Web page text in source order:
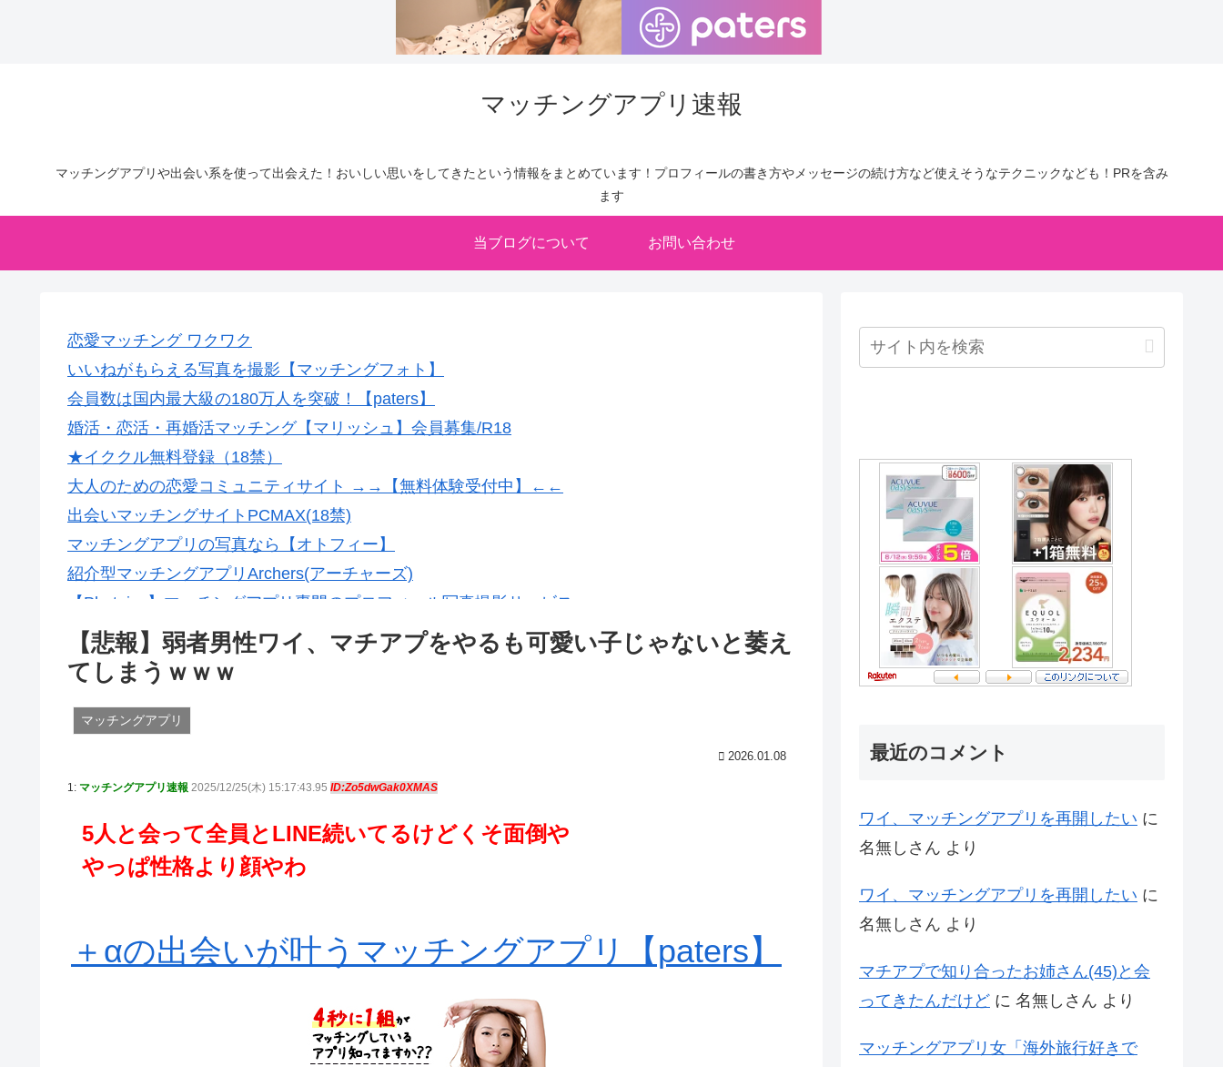
マッチングアプリ速報
マッチングアプリや出会い系を使って出会えた！おいしい思いをしてきたという情報をまとめています！プロフィールの書き方やメッセージの続け方など使えそうなテクニックなども！PRを含み
ます
当ブログについて お問い合わせ
恋愛マッチング ワクワク
いいねがもらえる写真を撮影【マッチングフォト】
会員数は国内最大級の180万人を突破！【paters】
婚活・恋活・再婚活マッチング【マリッシュ】会員募集/R18
★イククル無料登録（18禁）
大人のための恋愛コミュニティサイト →→【無料体験受付中】←←
出会いマッチングサイトPCMAX(18禁)
マッチングアプリの写真なら【オトフィー】
紹介型マッチングアプリArchers(アーチャーズ)
【Photojoy】マッチングアプリ専門のプロフィール写真撮影サービス
【悲報】弱者男性ワイ、マチアプをやるも可愛い子じゃないと萎え
てしまうｗｗｗ
マッチングアプリ
2026.01.08
1: マッチングアプリ速報 2025/12/25(木) 15:17:43.95 ID:Zo5dwGak0XMAS
5人と会って全員とLINE続いてるけどくそ面倒や
やっぱ性格より顔やわ
＋αの出会いが叶うマッチングアプリ【paters】
最近のコメント
ワイ、マッチングアプリを再開したい に
名無しさん より
ワイ、マッチングアプリを再開したい に
名無しさん より
マチアプで知り合ったお姉さん(45)と会
ってきたんだけど に 名無しさん より
マッチングアプリ女「海外旅行好きで